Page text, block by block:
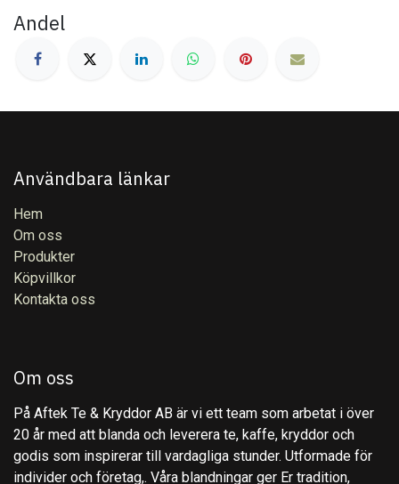
Andel
Användbara länkar
Hem
Om oss
Produkter
Köpvillkor
Kontakta oss
Om oss
På Aftek Te & Kryddor AB är vi ett team som arbetat i över
20 år med att blanda och leverera te, kaffe, kryddor och
godis som inspirerar till vardagliga stunder. Utformade för
individer och företag,. Våra blandningar ger Er tradition,